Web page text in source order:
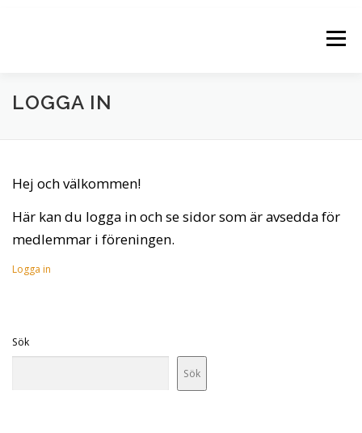
Meny
NYHETER KALENDER
KONTAKTA OSS LOGGA IN
LOGGA IN
Hej och välkommen!
Här kan du logga in och se sidor som är avsedda för
medlemmar i föreningen.
Logga in
Sök
Sök